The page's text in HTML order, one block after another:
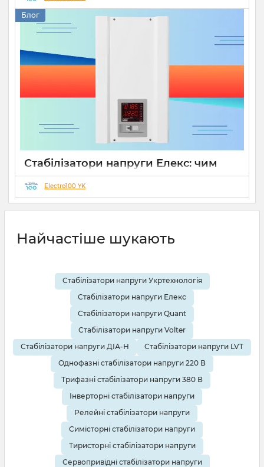
Блог
Стабілізатори напруги Елекс: чим
відрізняються серії Ампер, Герц і
Гібрид (огляд інженерів)
19 08 2025 0 10 хвилин
Electro100 YK
Найчастіше шукають
Стабілізатори напруги Укртехнологія
Стабілізатори напруги Елекс
Стабілізатори напруги Quant
Стабілізатори напруги Volter
Стабілізатори напруги ДІА-Н
Стабілізатори напруги LVT
Однофазні стабілізатори напруги 220 В
Трифазні стабілізатори напруги 380 В
Інверторні стабілізатори напруги
Релейні стабілізатори напруги
Симісторні стабілізатори напруги
Тиристорні стабілізатори напруги
Сервопривідні стабілізатори напруги